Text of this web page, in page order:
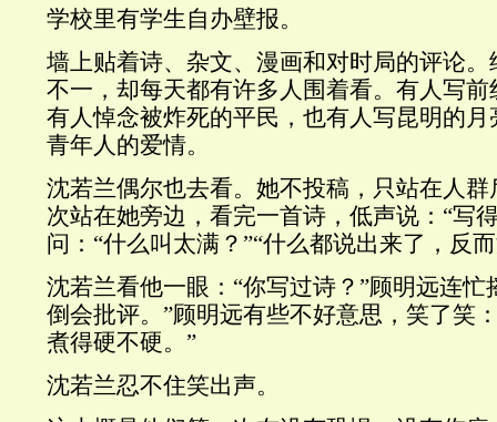
学校里有学生自办壁报。
墙上贴着诗、杂文、漫画和对时局的评论
不一，却每天都有许多人围着看。有人写
有人悼念被炸死的平民，也有人写昆明的
青年人的爱情。
沈若兰偶尔也去看。她不投稿，只站在人
次站在她旁边，看完一首诗，低声说：“写
问：“什么叫太满？”“什么都说出来了，反
沈若兰看他一眼：“你写过诗？”顾明远连忙
倒会批评。”顾明远有些不好意思，笑了笑
煮得硬不硬。”
沈若兰忍不住笑出声。